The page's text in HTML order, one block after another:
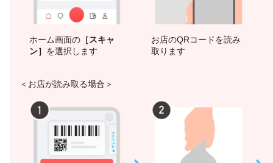
ホーム画面の ［スキャ
ン］ を選択します
お店のQRコードを読み
取ります
＜お店が読み取る場合＞